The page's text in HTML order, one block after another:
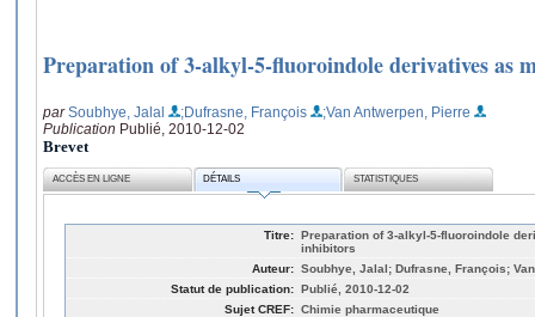
Preparation of 3-alkyl-5-fluoroindole derivatives as
parSoubhye, Jalal ;Dufrasne, François
;Van Antwerpen, Pierre
Publication Publié, 2010-12-02
Brevet
ACCÈS EN LIGNE DÉTAILS STATISTIQUES
Titre: Preparation of 3-alkyl-5-fluoroindole
inhibitors
Auteur: Soubhye, Jalal; Dufrasne, François;
Statut de publication: Publié, 2010-12-02
Sujet CREF: Chimie pharmaceutique